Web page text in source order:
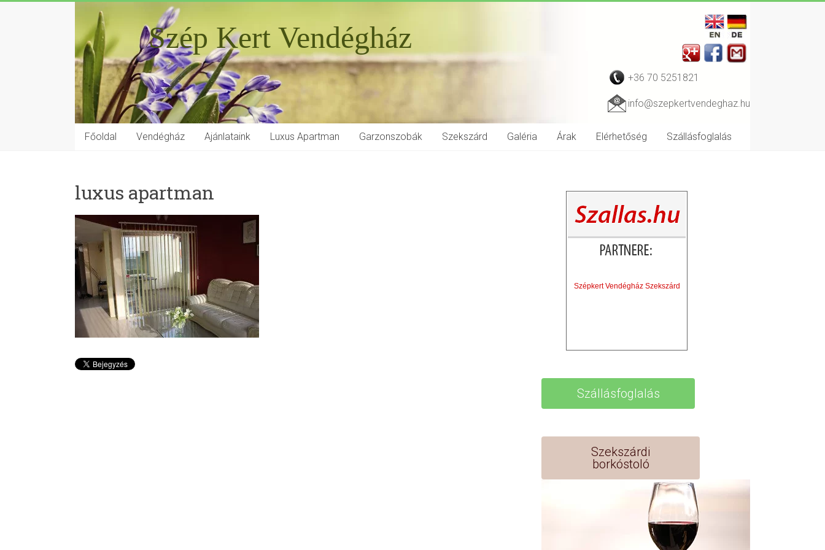
Szép Kert Vendégház
+36 70 5251821
info@szepkertvendeghaz.hu
Főoldal Vendégház Ajánlataink Luxus Apartman Garzonszobák Szekszárd Galéria Árak Elérhetőség Szállásfoglalás
luxus apartman
Szépkert Vendégház Szekszárd
Szállásfoglalás
Szekszárdi
borkóstoló